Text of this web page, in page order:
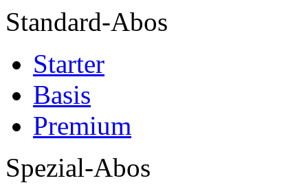
Standard-Abos
Starter
Basis
Premium
Spezial-Abos